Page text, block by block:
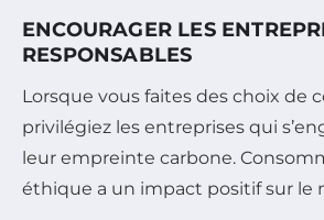
ENCOURAGER LES
RESPONSABLES
Lorsque vous faites des choix de
privilégiez les entreprises qui
leur empreinte carbone.
éthique a un impact positif sur le